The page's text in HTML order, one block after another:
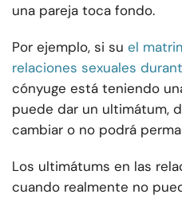
una pareja toca fondo.
Por ejemplo, si su el
relaciones sexuales
cónyuge está teniendo
puede dar un ultimátum,
cambiar o no podrá
Los ultimátums en las
cuando realmente no